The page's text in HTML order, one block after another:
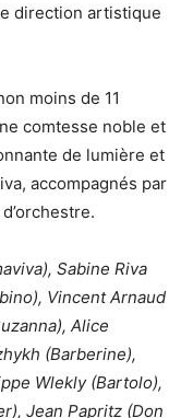
direction artistique
moins de 11
comtesse noble et
de lumière et
accompagnés par
Sabine Riva
Vincent Arnaud
Alice
(Barberine),
Wlekly (Bartolo),
Jean Papritz (Don